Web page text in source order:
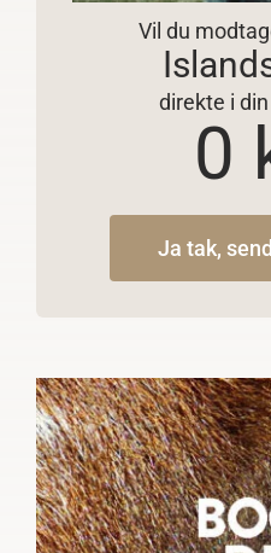
Vil du
direkte i
0
Ja tak,